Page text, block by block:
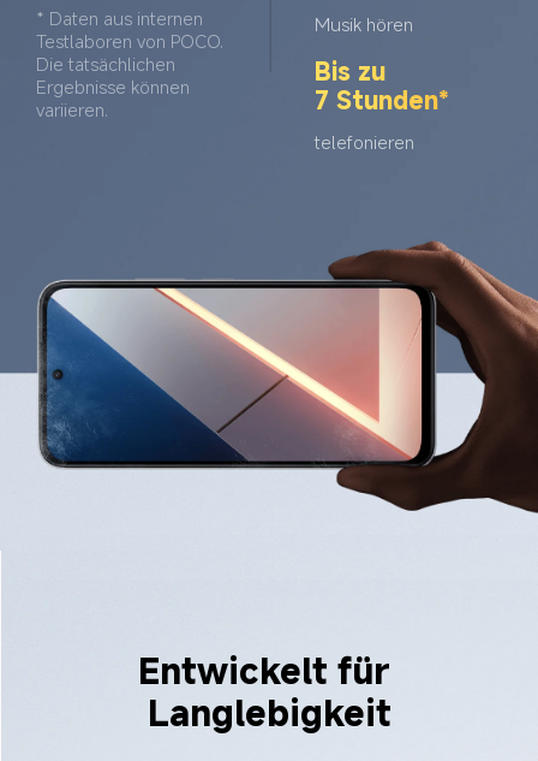
* Daten aus internen
Testlaboren von POCO.
Die tatsächlichen
Ergebnisse können
variieren.
Musik hören
Bis zu
7 Stunden*
telefonieren
Entwickelt für
Langlebigkeit